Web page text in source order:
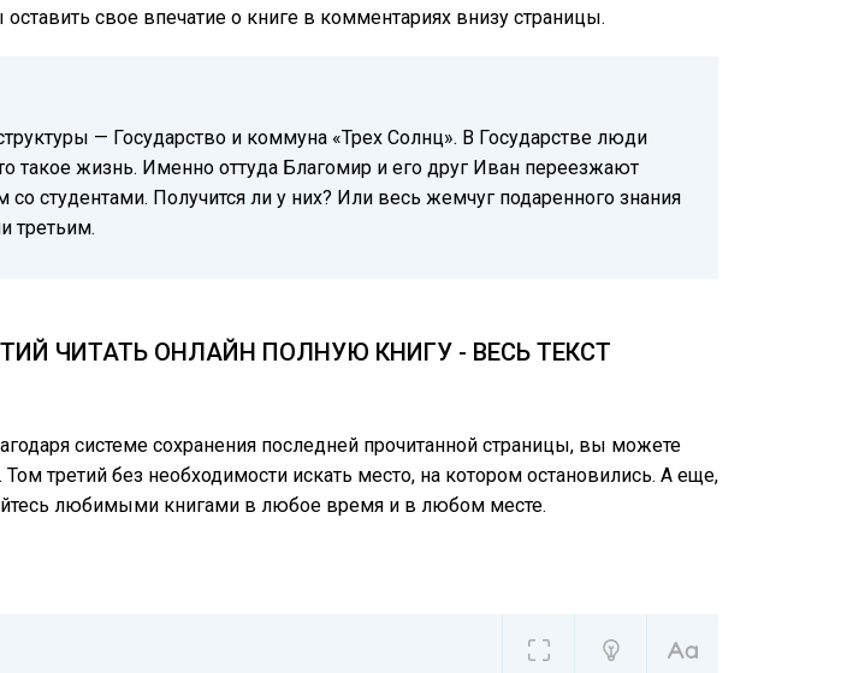
свое впечатие о книге в комментариях внизу страницы.
— Государство и коммуна «Трех Солнц». В Государстве люди
такое жизнь. Именно оттуда Благомир и его друг Иван переезжают
студентами. Получится ли у них? Или весь жемчуг подаренного знания
третьим.
ЧИТАТЬ ОНЛАЙН ПОЛНУЮ КНИГУ - ВЕСЬ ТЕКСТ
системе сохранения последней прочитанной страницы, вы можете
третий без необходимости искать место, на котором остановились. А еще,
любимыми книгами в любое время и в любом месте.